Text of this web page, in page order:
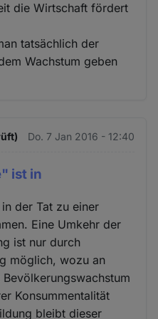
die Wirtschaft fördert
tatsächlich der
Wachstum geben
Do. 7 Jan 2016 - 12:40
ist in
der Tat zu einer
Eine Umkehr der
ist nur durch
möglich, wozu an
Konsummentalität
bleibt dieser